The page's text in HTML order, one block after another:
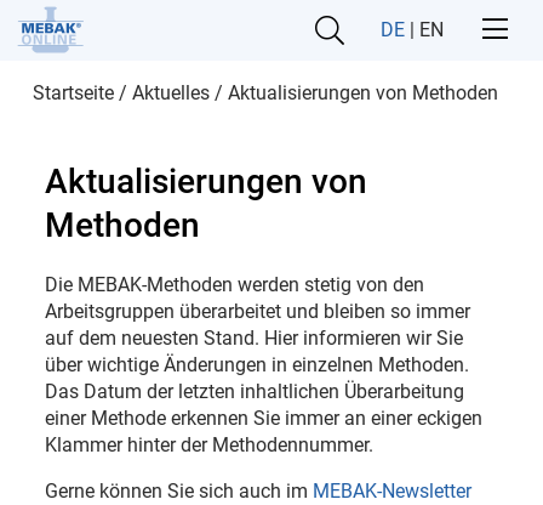
DE | EN
Startseite / Aktuelles / Aktualisierungen von Methoden
Aktualisierungen von
Methoden
Die MEBAK-Methoden werden stetig von den
Arbeitsgruppen überarbeitet und bleiben so immer
auf dem neuesten Stand. Hier informieren wir Sie
über wichtige Änderungen in einzelnen Methoden.
Das Datum der letzten inhaltlichen Überarbeitung
einer Methode erkennen Sie immer an einer eckigen
Klammer hinter der Methodennummer.
Gerne können Sie sich auch im MEBAK-Newsletter